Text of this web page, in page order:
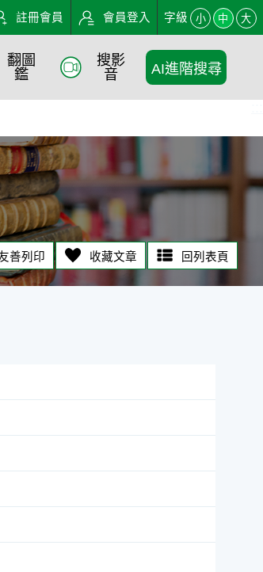
註冊會員 會員登入 字級 小 中 大
翻圖
鑑
搜影
音
AI進階搜尋
善列印 收藏文章 回列表頁